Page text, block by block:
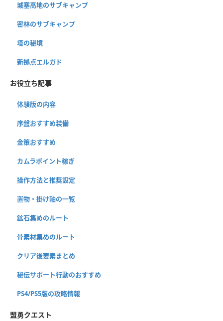
城塞高地のサブキャンプ
密林のサブキャンプ
塔の秘境
新拠点エルガド
お役立ち記事
体験版の内容
序盤おすすめ装備
金策おすすめ
カムラポイント稼ぎ
操作方法と推奨設定
置物・掛け軸の一覧
鉱石集めのルート
骨素材集めのルート
クリア後要素まとめ
秘伝サポート行動のおすすめ
PS4/PS5版の攻略情報
盟勇クエスト